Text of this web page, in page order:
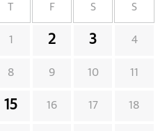
F S S
1 2 3 4
8 9 10 11
15 16 17 18